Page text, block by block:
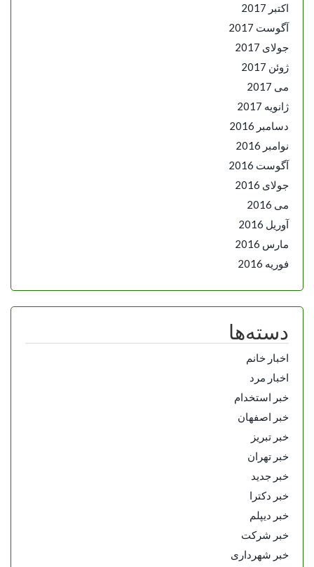
اکتبر 2017
آگوست 2017
جولای 2017
ژوئن 2017
می 2017
ژانویه 2017
دسامبر 2016
نوامبر 2016
آگوست 2016
جولای 2016
می 2016
آوریل 2016
مارس 2016
فوریه 2016
دسته‌ها
اخبار خانم
اخبار مرد
خبر استخدام
خبر اصفهان
خبر تبریز
خبر تهران
خبر جدید
خبر دکترا
خبر دیپلم
خبر شرکت
خبر شهرداری